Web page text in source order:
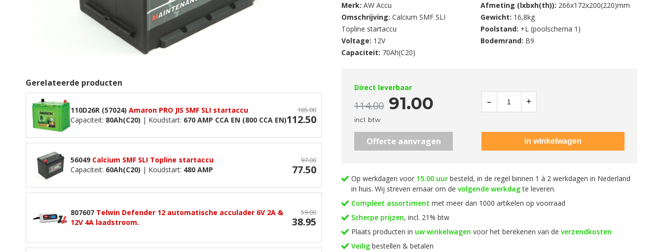
Gerelateerde producten
110D26R (57024) Amaron PRO JIS SMF SLI startaccu
Capaciteit: 80Ah(C20) | Koudstart: 670 AMP CCA EN (800 CCA EN)
165.00
112.50
56049 Calcium SMF SLI Topline startaccu
Capaciteit: 60Ah(C20) | Koudstart: 480 AMP
97.00
77.50
807607 Telwin Defender 12 automatische acculader 6V 2A &
12V 4A laadstroom.
59.00
38.95
Kortom; met een deze Topline accu van AW ACCU bent u ervan verzekerd dat uw accu
betrouwbaar is en bovendien ook nog eens lang meegaat!
Merk: AW Accu
Omschrijving: Calcium SMF SLI
Topline startaccu
Voltage: 12V
Capaciteit: 70Ah(C20)
Afmeting (lxbxh(th)): 266x172x200(220)mm
Gewicht: 16,8kg
Poolstand: +L (poolschema 1)
Bodemrand: B9
Direct leverbaar
114.00 91.00
incl. btw
– +
Offerte aanvragen
Op werkdagen voor 15.00 uur besteld, in de regel binnen 1 à 2 werkdagen in Nederland
in huis. Wij streven ernaar om de volgende werkdagte leveren.
Compleet assortiment met meer dan 1000 artikelen op voorraad
Scherpe prijzen, incl. 21% btw
Plaats producten in uw winkelwagen voor het berekenen van de verzendkosten
Veilig bestellen & betalen